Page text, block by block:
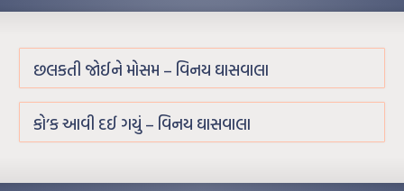
છલકતી જોઈને મોસમ – વિનય ઘાસવાલા
કો’ક આવી દઈ ગયું – વિનય ઘાસવાલા